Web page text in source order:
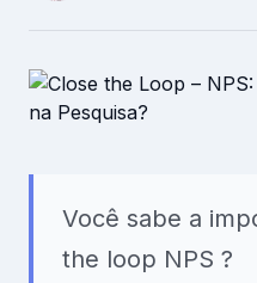
Pesquisas
Você sabe a
the loop NPS ?